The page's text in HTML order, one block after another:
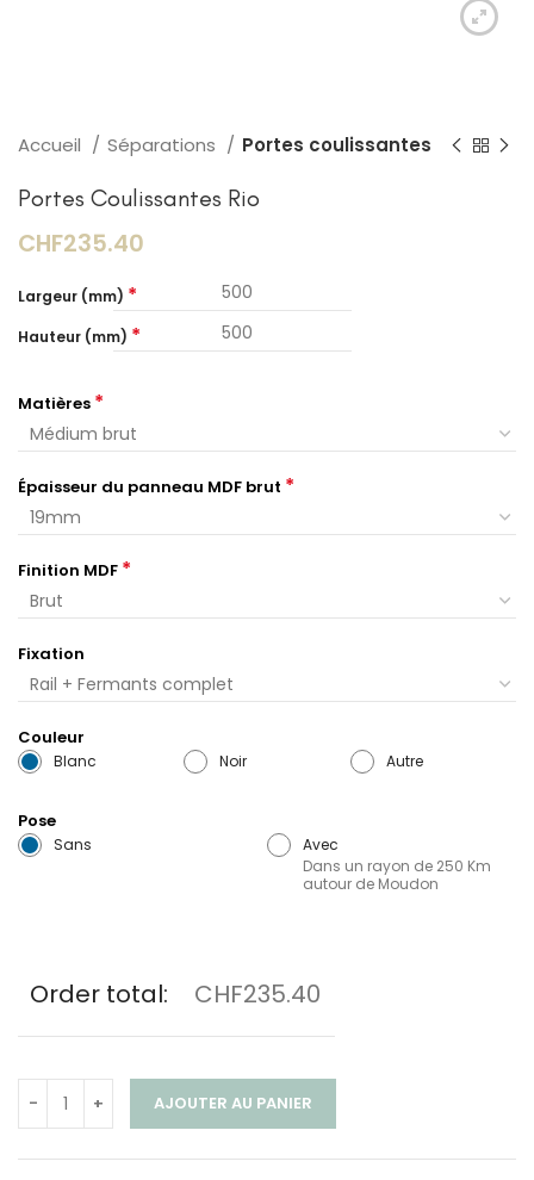
Accueil Séparations Portes coulissantes
Portes Coulissantes Rio
CHF235.40
Largeur (mm) *
Hauteur (mm) *
Matières *
Épaisseur du panneau MDF brut *
Finition MDF *
Fixation
Couleur
Blanc Noir Autre
Pose
Sans
Avec
Dans un rayon de 250 Km
autour de Moudon
Order total: CHF235.40
AJOUTER AU PANIER